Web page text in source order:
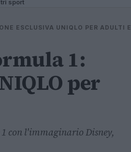
sport
ESCLUSIVA UNIQLO PER ADULTI E
1:
per
con l'immaginario Disney,